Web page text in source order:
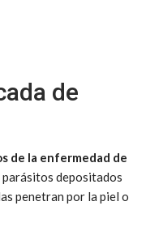
de
de la enfermedad de
parásitos depositados
penetran por la piel o